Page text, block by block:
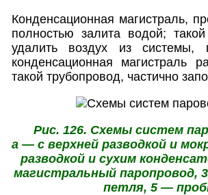
Конденсационная магистраль,
полностью залита водой;
удалить воздух из
конденсационная магистраль
такой трубопровод, частично
Рис. 126. Схемы систем
а — с верхней разводкой и
разводкой и сухим
магистральный паропровод,
петля, 5 —